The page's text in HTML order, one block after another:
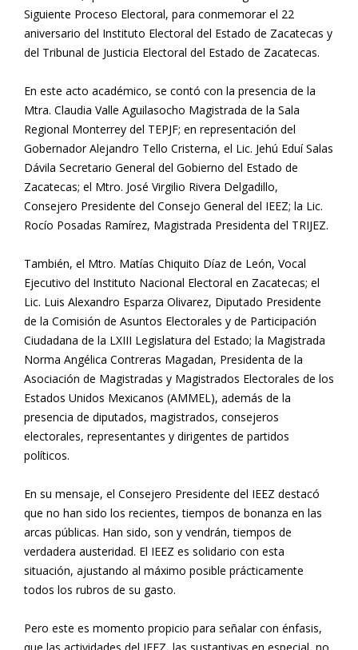
Siguiente Proceso Electoral, para conmemorar el 22
aniversario del Instituto Electoral del Estado de Zacatecas y
del Tribunal de Justicia Electoral del Estado de Zacatecas.
En este acto académico, se contó con la presencia de la
Mtra. Claudia Valle Aguilasocho Magistrada de la Sala
Regional Monterrey del TEPJF; en representación del
Gobernador Alejandro Tello Cristerna, el Lic. Jehú Eduí Salas
Dávila Secretario General del Gobierno del Estado de
Zacatecas; el Mtro. José Virgilio Rivera Delgadillo,
Consejero Presidente del Consejo General del IEEZ; la Lic.
Rocío Posadas Ramírez, Magistrada Presidenta del TRIJEZ.
También, el Mtro. Matías Chiquito Díaz de León, Vocal
Ejecutivo del Instituto Nacional Electoral en Zacatecas; el
Lic. Luis Alexandro Esparza Olivarez, Diputado Presidente
de la Comisión de Asuntos Electorales y de Participación
Ciudadana de la LXIII Legislatura del Estado; la Magistrada
Norma Angélica Contreras Magadan, Presidenta de la
Asociación de Magistradas y Magistrados Electorales de los
Estados Unidos Mexicanos (AMMEL), además de la
presencia de diputados, magistrados, consejeros
electorales, representantes y dirigentes de partidos
políticos.
En su mensaje, el Consejero Presidente del IEEZ destacó
que no han sido los recientes, tiempos de bonanza en las
arcas públicas. Han sido, son y vendrán, tiempos de
verdadera austeridad. El IEEZ es solidario con esta
situación, ajustando al máximo posible prácticamente
todos los rubros de su gasto.
Pero este es momento propicio para señalar con énfasis,
que las actividades del IEEZ, las sustantivas en especial, no